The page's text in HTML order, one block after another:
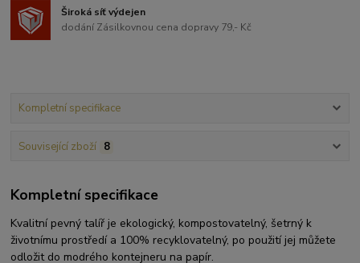
Široká síť výdejen
dodání Zásilkovnou cena dopravy 79,- Kč
Kompletní specifikace
Související zboží 8
Kompletní specifikace
Kvalitní pevný talíř je ekologický, kompostovatelný, šetrný k
životnímu prostředí a 100% recyklovatelný, po použití jej můžete
odložit do modrého kontejneru na papír.